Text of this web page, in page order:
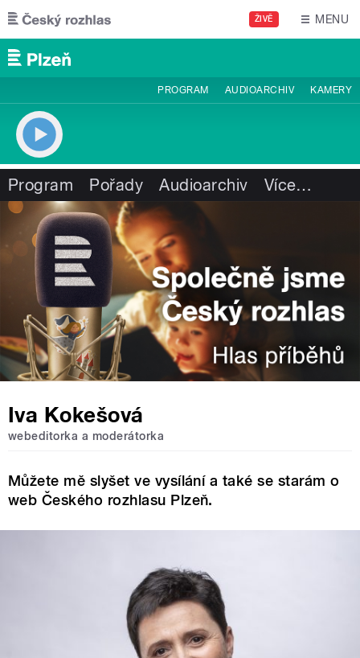
Přejít k hlavnímu obsahu
ŽIVĚ MENU
PROGRAM AUDIOARCHIV KAMERY
Program Pořady Audioarchiv Více…
Iva Kokešová
webeditorka a moderátorka
Můžete mě slyšet ve vysílání a také se starám o
web Českého rozhlasu Plzeň.